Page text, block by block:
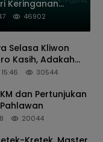
Keringanan
ke Organisasi
46902
Selasa Kliwon
Kasih, Adakah
Keputusan
30544
dan Pertunjukan
20044